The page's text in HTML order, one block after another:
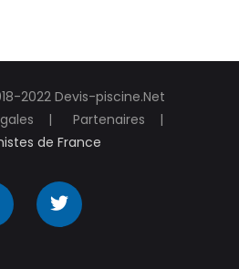
2022 Devis-piscine.Net
Partenaires
de France